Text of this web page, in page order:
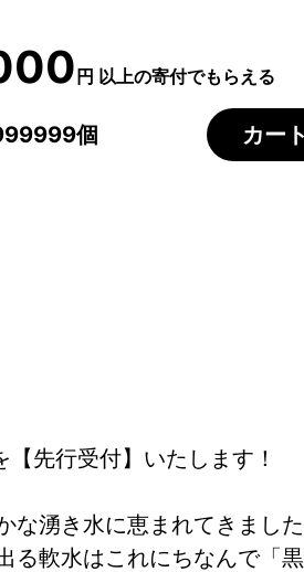
円 以上の寄付でもらえる
個 カー
先行受付】いたします！
湧き水に恵まれてきました
る軟水はこれにちなんで「